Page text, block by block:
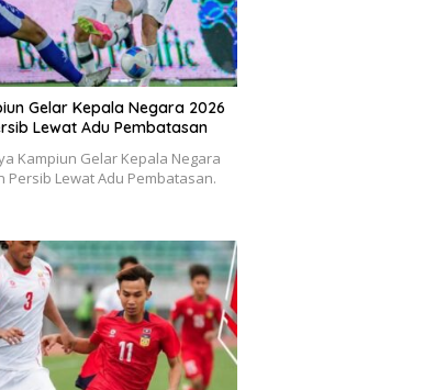
Gelar Kepala Negara 2026
Lewat Adu Pembatasan
Kampiun Gelar Kepala Negara
Persib Lewat Adu Pembatasan.